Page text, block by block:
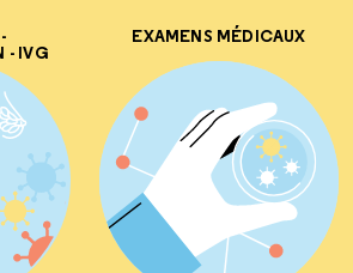
- IVG
EXAMENS MÉDICAUX